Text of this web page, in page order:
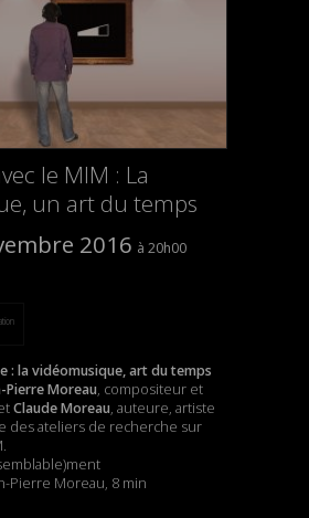
le MIM : La
un art du temps
2016
20h00
: la vidéomusique, art du temps
Pierre Moreau, compositeur et
Claude Moreau, auteure, artiste
des ateliers de recherche sur
Pierre Moreau, 8 min